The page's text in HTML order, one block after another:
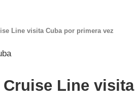
Line visita Cuba por primera vez
Cruise Line visita